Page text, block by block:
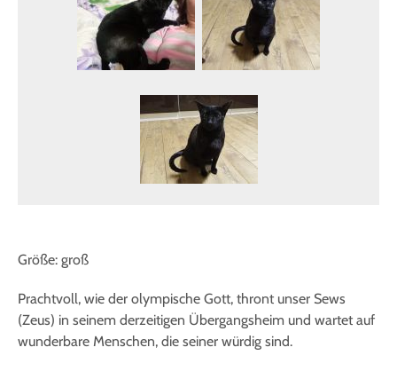
Größe: groß
Prachtvoll, wie der olympische Gott, thront unser Sews
(Zeus) in seinem derzeitigen Übergangsheim und wartet auf
wunderbare Menschen, die seiner würdig sind.